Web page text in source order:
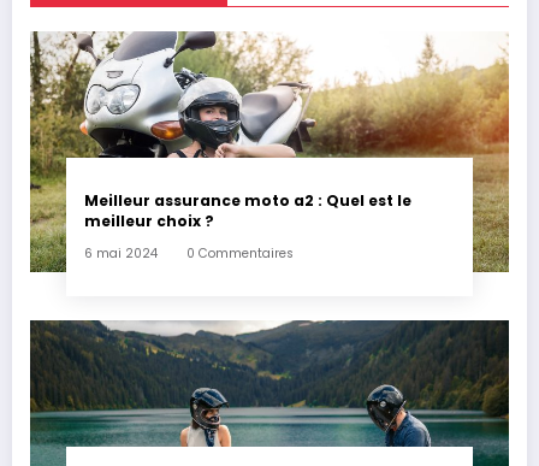
Meilleur assurance moto a2 : Quel est le
meilleur choix ?
6 mai 2024 0 Commentaires